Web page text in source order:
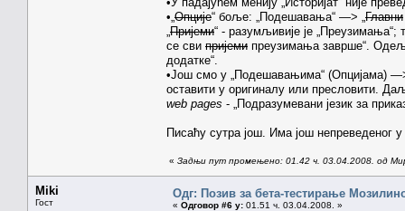
•„ Опције“ боље: „Подешавања“ —> „ Главни
Пријеми“ - разумљивије је „Преузимања“;
се сви пријеми преузимања заврше“.
додатке“.
•Још смо у „Подешавањима“ (Опцијама)
оставити у оригиналу или пресловити.
web pages - „Подразумевани језик за
Писаћу сутра још. Има још непреведеног
« Задњи пут промењено: 01.42 ч. 03.04.2008. од
Miki
Гост
Одг: Позив за бета-тестирање
« Одговор #6 у: 01.51 ч. 03.04.2008. »